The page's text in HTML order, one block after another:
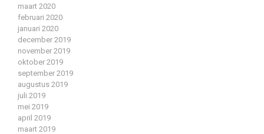
maart 2020
februari 2020
januari 2020
december 2019
november 2019
oktober 2019
september 2019
augustus 2019
juli 2019
mei 2019
april 2019
maart 2019